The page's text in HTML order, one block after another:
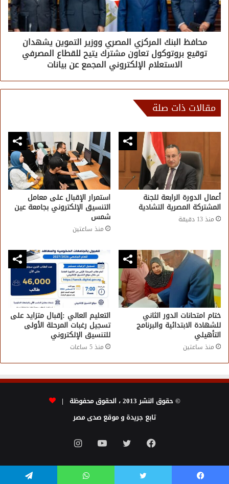
محافظ البنك المركزي المصري ووزير التموين يشهدان
توقيع بروتوكول تعاون مشترك يتيح للقطاع المصرفي
الاستعلام الإلكتروني المجمع عن بيانات
مقالات ذات صلة
أعمال الدورة الرابعة للجنة
المشتركة المصرية التشادية
منذ 13 دقيقة
استمرار الإقبال على معامل
التنسيق الإلكتروني بجامعة عين
شمس
منذ ساعتين
ختام امتحانات الدور الثاني
للشهادة الابتدائية والبرنامج
التأهيلي
منذ ساعتين
التعليم العالي :إقبال متزايد على
تسجيل رغبات المرحلة الأولى
للتنسيق الإلكتروني
منذ 5 ساعات
© حقوق النشر 2013 ، الحقوق محفوظة |
تابع جريدة و موقع صدى مصر
فيسبوك تويتر يوتيوبانستقرام